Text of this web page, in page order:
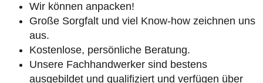
Wir können anpacken!
Große Sorgfalt und viel Know-how zeichnen uns
aus.
Kostenlose, persönliche Beratung.
Unsere Fachhandwerker sind bestens
ausgebildet und qualifiziert und verfügen über